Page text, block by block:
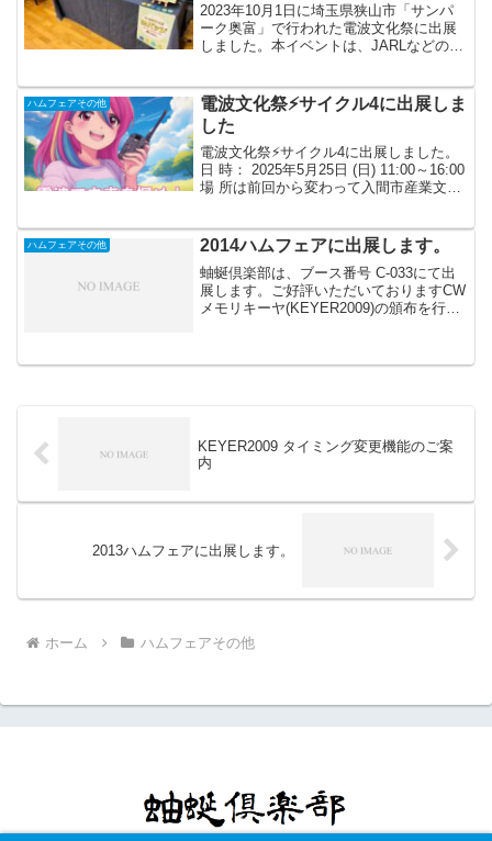
2023年10月1日に埼玉県狭山市「サンパ
ーク奥富」で行われた電波文化祭に出展
しました。本イベントは、JARLなどの団
り、各出展ブース共に自ら製作したもの
の頒布・紹介す...
ハムフェアその他
電波文化祭⚡️サイクル4に出展しま
した
電波文化祭⚡️サイクル4に出展しました。​
日 時： 2025年5月25日 (日) 11:00～16:00
場 所は前回から変わって入間市産業文化
楽部は、下記の場所...
ハムフェアその他 2014ハムフェアに出展します。
蚰蜒倶楽部は、ブース番号 C-033にて出
展します。ご好評いただいておりますCW
メモリキーヤ(KEYER2009)の頒布を行い
KEYER2009 タイミング変更機能のご案
内
2013ハムフェアに出展します。
ホーム ハムフェアその他